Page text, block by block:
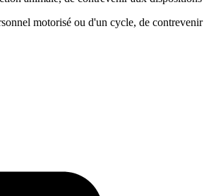
motorisé ou d'un cycle, de